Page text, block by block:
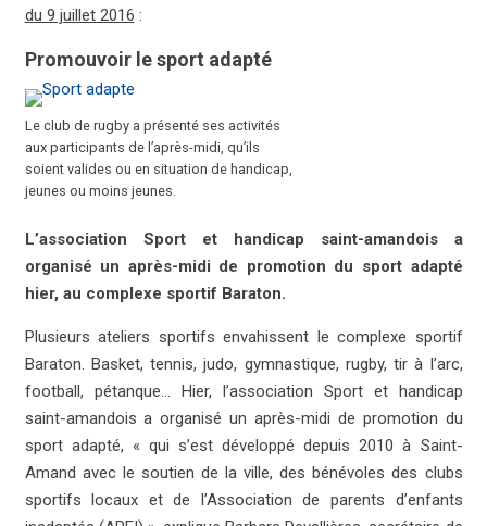
du 9 juillet 2016 :
Promouvoir le sport adapté
Le club de rugby a présenté ses activités
aux participants de l’après-midi, qu’ils
soient valides ou en situation de handicap,
jeunes ou moins jeunes.
L’association Sport et handicap saint-amandois a
organisé un après-midi de promotion du sport adapté
hier, au complexe sportif Baraton.
Plusieurs ateliers sportifs envahissent le complexe sportif
Baraton. Basket, tennis, judo, gymnastique, rugby, tir à l’arc,
football, pétanque… Hier, l’association Sport et handicap
saint-amandois a organisé un après-midi de promotion du
sport adapté, « qui s’est développé depuis 2010 à Saint-
Amand avec le soutien de la ville, des bénévoles des clubs
sportifs locaux et de l’Association de parents d’enfants